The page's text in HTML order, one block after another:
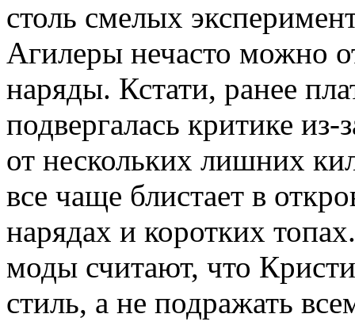
столь смелых
Агилеры нечасто можно
наряды. Кстати, ранее
подвергалась критике
от нескольких лишних
все чаще блистает в
нарядах и коротких
моды считают, что
стиль, а не подражать